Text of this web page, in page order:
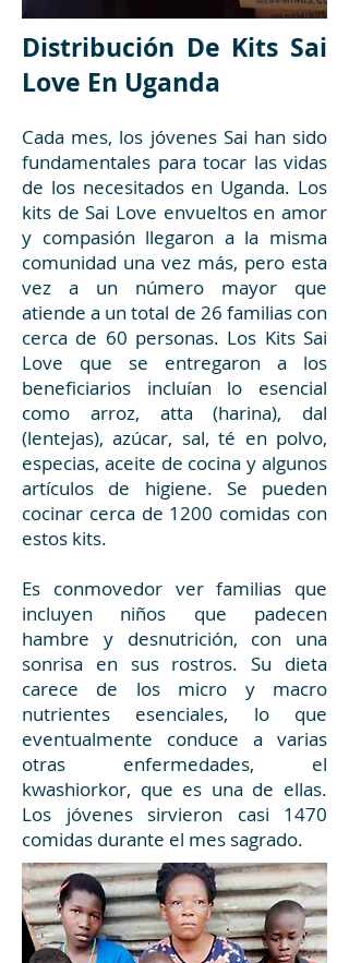
Distribución De Kits Sai
Love En Uganda
Cada mes, los jóvenes Sai han sido
fundamentales para tocar las vidas
de los necesitados en Uganda. Los
kits de Sai Love envueltos en amor
y compasión llegaron a la misma
comunidad una vez más, pero esta
vez a un número mayor que
atiende a un total de 26 familias con
cerca de 60 personas. Los Kits Sai
Love que se entregaron a los
beneficiarios incluían lo esencial
como arroz, atta (harina), dal
(lentejas), azúcar, sal, té en polvo,
especias, aceite de cocina y algunos
artículos de higiene. Se pueden
cocinar cerca de 1200 comidas con
estos kits.
Es conmovedor ver familias que
incluyen niños que padecen
hambre y desnutrición, con una
sonrisa en sus rostros. Su dieta
carece de los micro y macro
nutrientes esenciales, lo que
eventualmente conduce a varias
otras enfermedades, el
kwashiorkor, que es una de ellas.
Los jóvenes sirvieron casi 1470
comidas durante el mes sagrado.